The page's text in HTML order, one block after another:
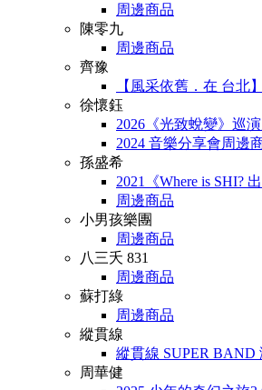
周邊商品
陳零九
周邊商品
齊豫
【風采依舊．在 台北
徐懷鈺
2026《光致蛻變》巡
2024 音樂分享會周邊
孫盛希
2021《Where is SHI?
周邊商品
小男孩樂團
周邊商品
八三夭 831
周邊商品
蘇打綠
周邊商品
縱貫線
縱貫線 SUPER BAND
周華健